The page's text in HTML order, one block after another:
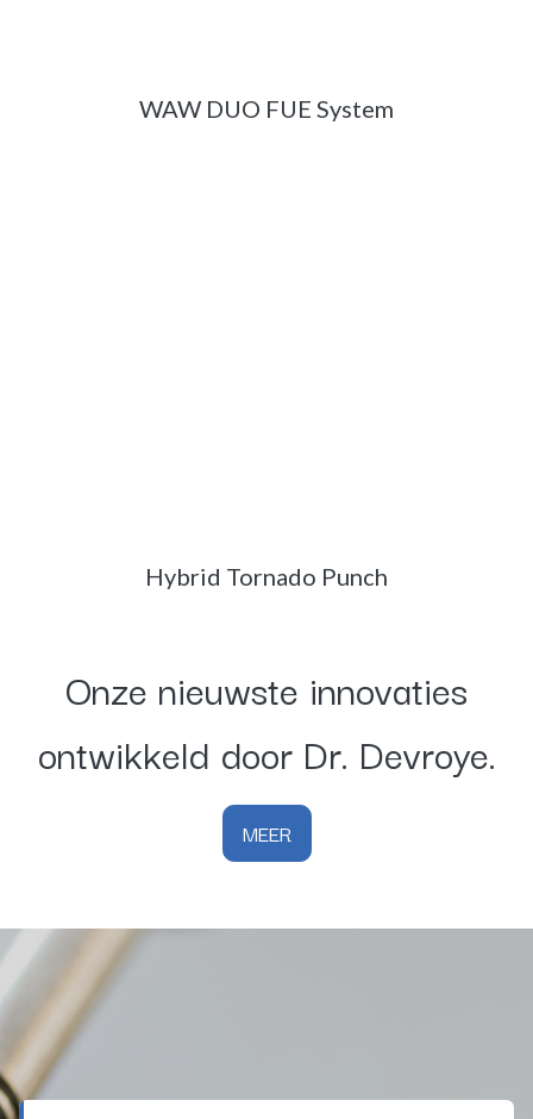
WAW DUO FUE System
Hybrid Tornado Punch
Onze nieuwste innovaties
ontwikkeld door Dr. Devroye.
MEER